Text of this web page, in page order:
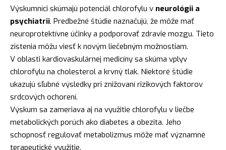
Výskumníci skúmajú potenciál chlorofylu v neurológii a
psychiatrii. Predbežné štúdie naznačujú, že môže mať
neuroprotektívne účinky a podporovať zdravie mozgu. Tieto
zistenia môžu viesť k novým liečebným možnostiam.
V oblasti kardiovaskulárnej medicíny sa skúma vplyv
chlorofylu na cholesterol a krvný tlak. Niektoré štúdie
ukazujú sľubné výsledky pri znižovaní rizikových faktorov
srdcových ochorení.
Výskum sa zameriava aj na využitie chlorofylu v liečbe
metabolických porúch ako diabetes a obezita. Jeho
schopnosť regulovať metabolizmus môže mať významné
terapeutické využitie.